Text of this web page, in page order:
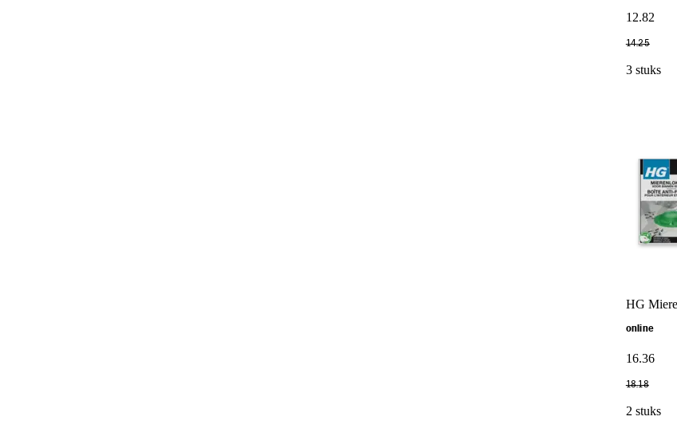
12.82
14.25
3 stuks
HG
online
16.36
18.18
2 stuks